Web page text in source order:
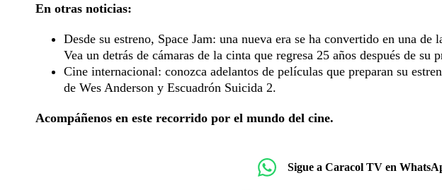
En otras noticias:
Desde su estreno, Space Jam: una nueva era se ha convertido en una
Vea un detrás de cámaras de la cinta que regresa 25 años después de su
Cine internacional: conozca adelantos de películas que preparan su
de Wes Anderson y Escuadrón Suicida 2.
Acompáñenos en este recorrido por el mundo del cine.
Sigue a Caracol TV en